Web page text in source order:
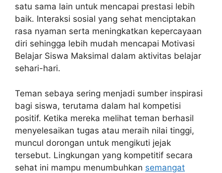
satu sama lain untuk mencapai prestasi lebih
baik. Interaksi sosial yang sehat menciptakan
rasa nyaman serta meningkatkan kepercayaan
diri sehingga lebih mudah mencapai Motivasi
Belajar Siswa Maksimal dalam aktivitas belajar
sehari-hari.
Teman sebaya sering menjadi sumber inspirasi
bagi siswa, terutama dalam hal kompetisi
positif. Ketika mereka melihat teman berhasil
menyelesaikan tugas atau meraih nilai tinggi,
muncul dorongan untuk mengikuti jejak
tersebut. Lingkungan yang kompetitif secara
sehat ini mampu menumbuhkan semangat